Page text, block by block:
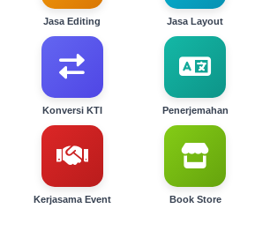
Jasa Editing Jasa Layout
Konversi KTI Penerjemahan
Kerjasama Event Book Store